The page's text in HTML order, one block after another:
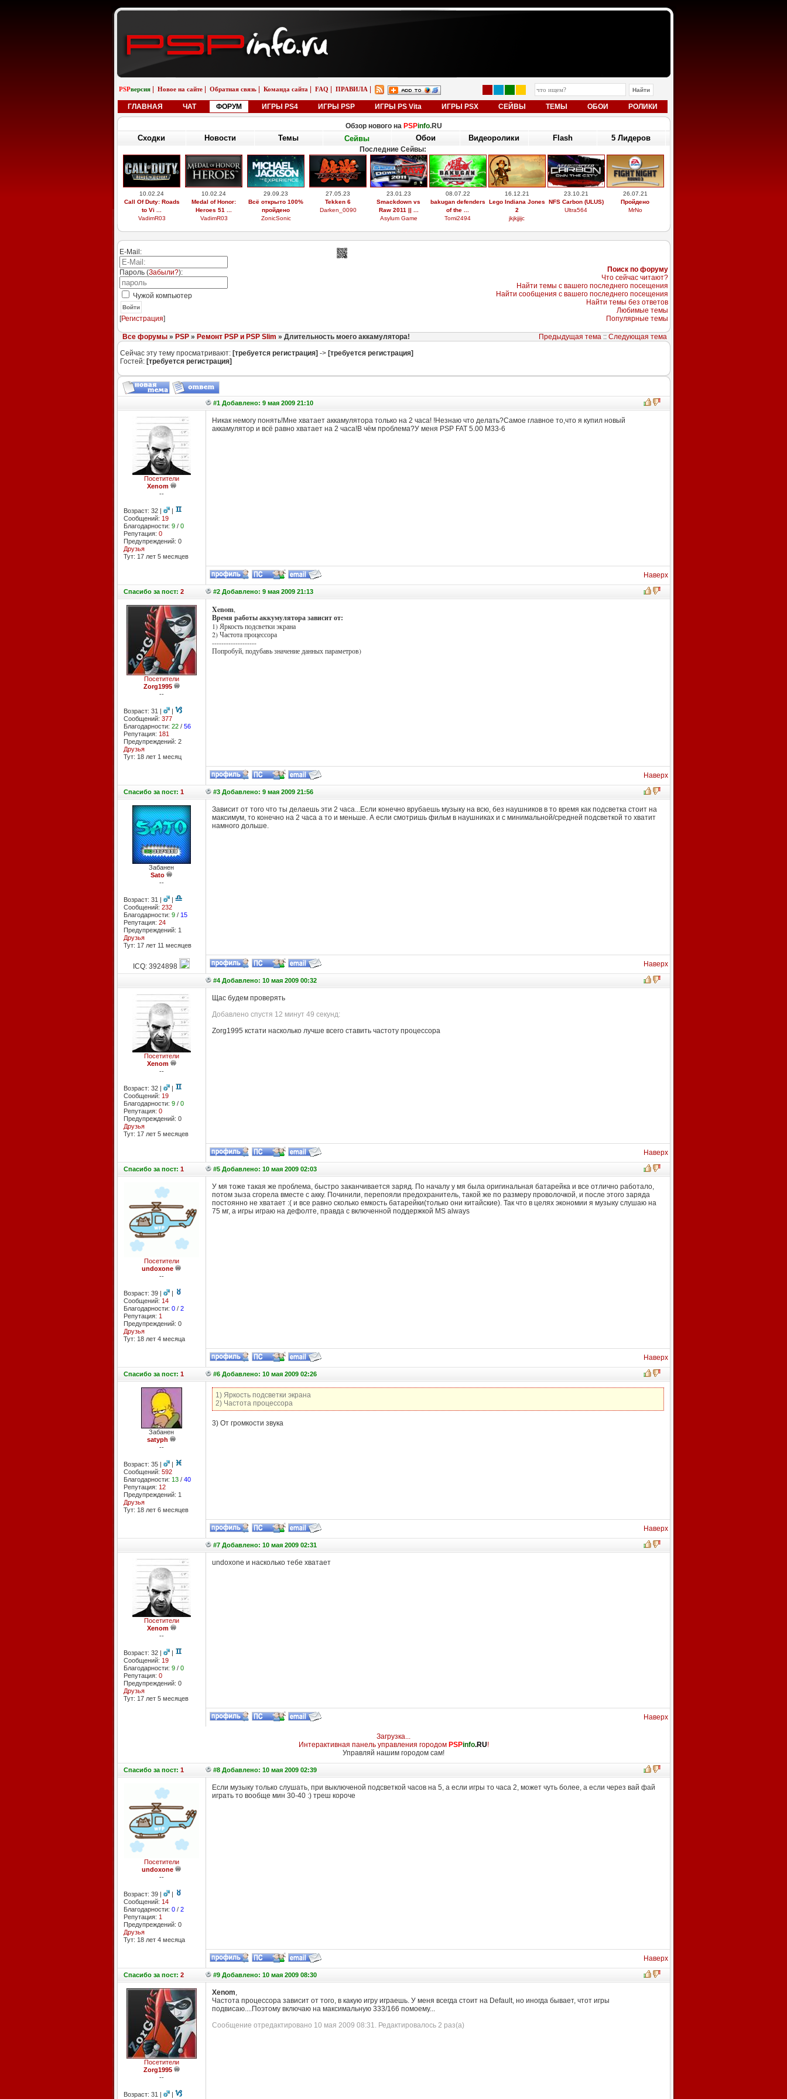
PSPверсия Новое на сайте Обратная связь Команда сайта FAQ ПРАВИЛА
ГЛАВНАЯ ЧАТ ФОРУМ ИГРЫ PS4 ИГРЫ PSP ИГРЫ PS Vita ИГРЫ PSX СЕЙВЫ ТЕМЫ ОБОИ РОЛИКИ
Обзор нового на PSPinfo.RU
Сходки Новости Темы Сейвы Обои Видеоролики Flash 5 Лидеров
Последние Сейвы:
10.02.24
Call Of Duty: Roads
to Vi ...
VadimR03
10.02.24
Medal of Honor:
Heroes 51 ...
VadimR03
29.09.23
Всё открыто 100%
пройдено
ZonicSonic
27.05.23
Tekken 6
Darken_0090
23.01.23
Smackdown vs
Raw 2011 || ...
Asylum Game
08.07.22
bakugan defenders
of the ...
Tomi2494
16.12.21
Lego Indiana Jones
2
jkjkjjijc
23.10.21
NFS Carbon (ULUS)
Ultra564
26.07.21
Пройдено
MrNo
E-Mail:
Пароль (Забыли?):
Чужой компьютер
Войти
[Регистрация]
Поиск по форуму
Что сейчас читают?
Найти темы с вашего последнего посещения
Найти сообщения с вашего последнего посещения
Найти темы без ответов
Любимые темы
Популярные темы
Все форумы» PSP» Ремонт PSP и PSP Slim » Длительность моего аккамулятора! Предыдущая тема:: Следующая тема
Сейчас эту тему просматривают: [требуется регистрация] -> [требуется регистрация]
Гостей: [требуется регистрация]
#1 Добавлено: 9 мая 2009 21:10
Посетители
Xenom
--
Возраст: 32 |
|
Сообщений: 19
Благодарности: 9/ 0
Репутация: 0
Предупреждений: 0
Друзья
Тут: 17 лет 5 месяцев
Никак немогу понять!Мне хватает аккамулятора только на 2 часа! !Незнаю что делать?Самое главное то,что я купил новый
аккамулятор и всё равно хватает на 2 часа!В чём проблема?У меня PSP FAT 5.00 M33-6
Наверх
Спасибоза пост: 2 #2 Добавлено: 9 мая 2009 21:13
Посетители
Zorg1995
--
Возраст: 31 |
|
Сообщений: 377
Благодарности: 22/ 56
Репутация: 181
Предупреждений: 2
Друзья
Тут: 18 лет 1 месяц
Xenom,
Время работы аккумулятора зависит от:
1) Яркость подсветки экрана
2) Частота процессора
-------------------
Попробуй, подубавь значение данных параметров)
Наверх
Спасибоза пост: 1 #3 Добавлено: 9 мая 2009 21:56
Забанен
Sato
--
Возраст: 31 |
|
Сообщений: 232
Благодарности: 9/ 15
Репутация: 24
Предупреждений: 1
Друзья
Тут: 17 лет 11 месяцев
Зависит от того что ты делаешь эти 2 часа...Если конечно врубаешь музыку на всю, без наушников в то время как подсветка стоит на
максимум, то конечно на 2 часа а то и меньше. А если смотришь фильм в наушниках и с минимальной/средней подсветкой то хватит
намного дольше.
ICQ: 3924898 Наверх
#4 Добавлено: 10 мая 2009 00:32
Посетители
Xenom
--
Возраст: 32 |
|
Сообщений: 19
Благодарности: 9/ 0
Репутация: 0
Предупреждений: 0
Друзья
Тут: 17 лет 5 месяцев
Щас будем проверять
Добавлено спустя 12 минут 49 секунд:
Zorg1995 кстати насколько лучше всего ставить частоту процессора
Наверх
Спасибоза пост: 1 #5 Добавлено: 10 мая 2009 02:03
Посетители
undoxone
--
Возраст: 39 |
|
Сообщений: 14
Благодарности: 0/ 2
Репутация: 1
Предупреждений: 0
Друзья
Тут: 18 лет 4 месяцa
У мя тоже такая же проблема, быстро заканчивается заряд. По началу у мя была оригинальная батарейка и все отлично работало,
потом зыза сгорела вместе с акку. Починили, перепояли предохранитель, такой же по размеру проволочкой, и после этого заряда
постоянно не хватает :( и все равно сколько емкость батарейки(только они китайские). Так что в целях экономии я музыку слушаю на
75 мг, а игры играю на дефолте, правда с включенной поддержкой MS always
Наверх
Спасибоза пост: 1 #6 Добавлено: 10 мая 2009 02:26
Забанен
satyph
--
Возраст: 35 |
|
Сообщений: 592
Благодарности: 13/ 40
Репутация: 12
Предупреждений: 1
Друзья
Тут: 18 лет 6 месяцев
1) Яркость подсветки экрана
2) Частота процессора
3) От громкости звука
Наверх
#7 Добавлено: 10 мая 2009 02:31
Посетители
Xenom
--
Возраст: 32 |
|
Сообщений: 19
Благодарности: 9/ 0
Репутация: 0
Предупреждений: 0
Друзья
Тут: 17 лет 5 месяцев
undoxone и насколько тебе хватает
Наверх
Загрузка...
Интерактивная панель управления городом PSPinfo.RU!
Управляй нашим городом сам!
Спасибоза пост: 1 #8 Добавлено: 10 мая 2009 02:39
Посетители
undoxone
--
Возраст: 39 |
|
Сообщений: 14
Благодарности: 0/ 2
Репутация: 1
Предупреждений: 0
Друзья
Тут: 18 лет 4 месяцa
Если музыку только слушать, при выключеной подсветкой часов на 5, а если игры то часа 2, может чуть более, а если через вай фай
играть то вообще мин 30-40 :) треш короче
Наверх
Спасибоза пост: 2 #9 Добавлено: 10 мая 2009 08:30
Посетители
Zorg1995
--
Возраст: 31 |
|
Xenom,
Частота процессора зависит от того, в какую игру играешь. У меня всегда стоит на Default, но иногда бывает, чтот игры
подвисаю....Поэтому включаю на максимальную 333/166 помоему...
Сообщение отредактировано 10 мая 2009 08:31. Редактировалось 2 раз(а)